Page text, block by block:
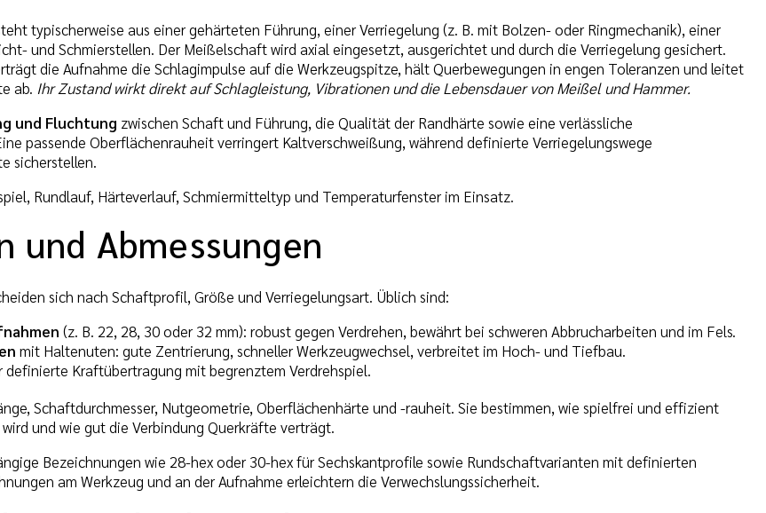
typischerweise aus einer gehärteten Führung, einer Verriegelung (z. B. mit Bolzen- oder Ringmechanik), einer
und Schmierstellen. Der Meißelschaft wird axial eingesetzt, ausgerichtet und durch die Verriegelung gesichert.
die Aufnahme die Schlagimpulse auf die Werkzeugspitze, hält Querbewegungen in engen Toleranzen und leitet
ab. Ihr Zustand wirkt direkt auf Schlagleistung, Vibrationen und die Lebensdauer von Meißel und Hammer.
und Fluchtung zwischen Schaft und Führung, die Qualität der Randhärte sowie eine verlässliche
passende Oberflächenrauheit verringert Kaltverschweißung, während definierte Verriegelungswege
sicherstellen.
Rundlauf, Härteverlauf, Schmiermitteltyp und Temperaturfenster im Einsatz.
und Abmessungen
sich nach Schaftprofil, Größe und Verriegelungsart. Üblich sind:
(z. B. 22, 28, 30 oder 32 mm): robust gegen Verdrehen, bewährt bei schweren Abbrucharbeiten und im Fels.
mit Haltenuten: gute Zentrierung, schneller Werkzeugwechsel, verbreitet im Hoch- und Tiefbau.
definierte Kraftübertragung mit begrenztem Verdrehspiel.
Schaftdurchmesser, Nutgeometrie, Oberflächenhärte und -rauheit. Sie bestimmen, wie spielfrei und effizient
und wie gut die Verbindung Querkräfte verträgt.
Bezeichnungen wie 28-hex oder 30-hex für Sechskantprofile sowie Rundschaftvarianten mit definierten
am Werkzeug und an der Aufnahme erleichtern die Verwechslungssicherheit.